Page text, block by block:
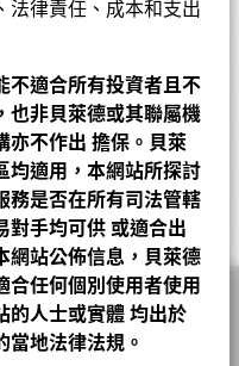
法律責任、成本和支出
不適合所有投資者且不
也非貝萊德或其聯屬機
亦不作出 擔保。貝萊
均適用，本網站所探討
務是否在所有司法管轄
對手均可供 或適合出
網站公佈信息，貝萊德
合任何個別使用者使用
的人士或實體 均出於
當地法律法規。
Range: -30 to 30.
5.00%
0.00%
USD 1000
盧森堡
(Luxembourg) S.A.
交易日 + 3 日
MI9A GR
3.45
14.71%
22.68
10.10
5.13
4.96
4.55
4.53
3.63
基準
Net
20.19
13.77
25.28
0.73
17.24
4.93
變動(%)
資產淨值截至
0.60
2026年8月7日
0.73
2026年8月7日
0.61
2026年8月7日
0.59
2026年8月7日
0.61
2026年8月7日
外的指標，連同其他指標及
、社會、管治(ESG)方面的
表現的指引，亦不反映基
提高透明度和僅供參考。
考慮可持續發展特徵，而是
解基金可能透過其投資而暴
，除非基金文件另有說明且
元 基金